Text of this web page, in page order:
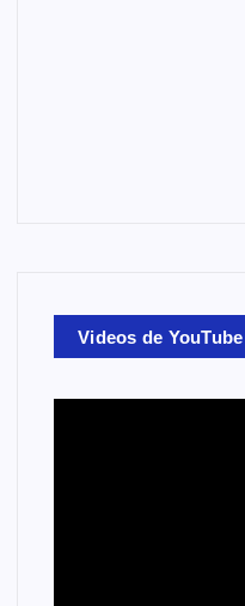
Videos de YouTube